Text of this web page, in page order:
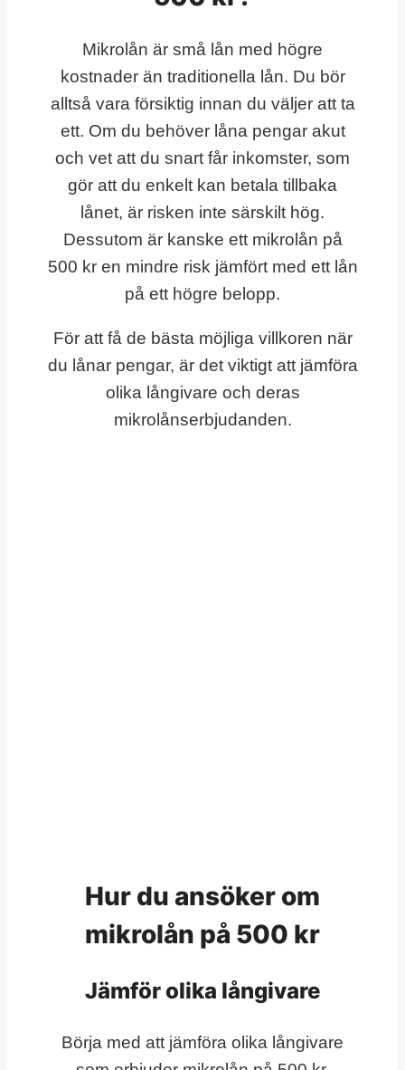
Mikrolån är små lån med högre
kostnader än traditionella lån. Du bör
alltså vara försiktig innan du väljer att ta
ett. Om du behöver låna pengar akut
och vet att du snart får inkomster, som
gör att du enkelt kan betala tillbaka
lånet, är risken inte särskilt hög.
Dessutom är kanske ett mikrolån på
500 kr en mindre risk jämfört med ett lån
på ett högre belopp.
För att få de bästa möjliga villkoren när
du lånar pengar, är det viktigt att jämföra
olika långivare och deras
mikrolånserbjudanden.
Hur du ansöker om
mikrolån på 500 kr
Jämför olika långivare
Börja med att jämföra olika långivare